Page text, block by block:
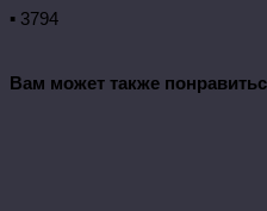
▪ 3794
Вам может также